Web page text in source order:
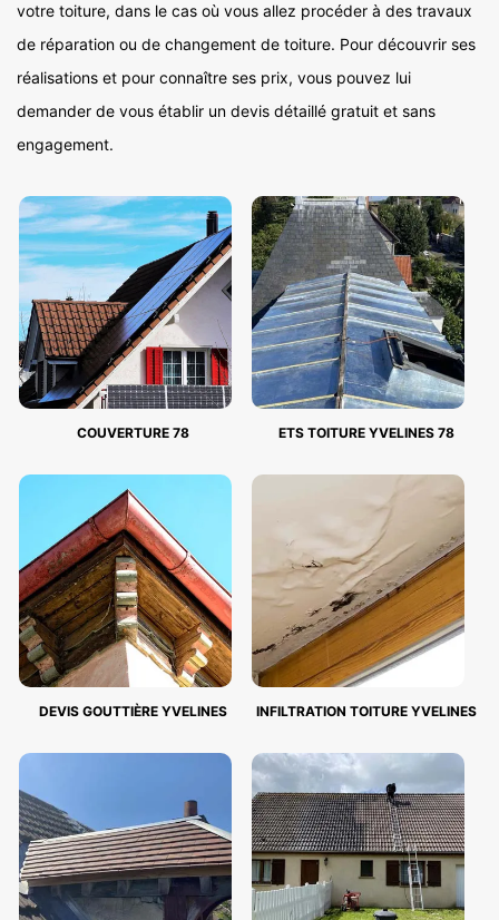
votre toiture, dans le cas où vous allez procéder à des travaux
de réparation ou de changement de toiture. Pour découvrir ses
réalisations et pour connaître ses prix, vous pouvez lui
demander de vous établir un devis détaillé gratuit et sans
engagement.
COUVERTURE 78 ETS TOITURE YVELINES 78
DEVIS GOUTTIÈRE YVELINES INFILTRATION TOITURE YVELINES